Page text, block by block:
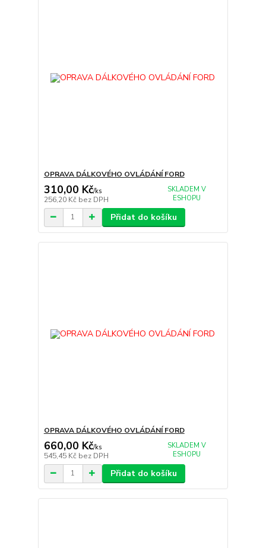
OPRAVA DÁLKOVÉHO OVLÁDÁNÍ FORD
310,00 Kč/ks
256,20 Kč bez DPH
SKLADEM V
ESHOPU
Přidat do košíku
OPRAVA DÁLKOVÉHO OVLÁDÁNÍ FORD
660,00 Kč/ks
545,45 Kč bez DPH
SKLADEM V
ESHOPU
Přidat do košíku